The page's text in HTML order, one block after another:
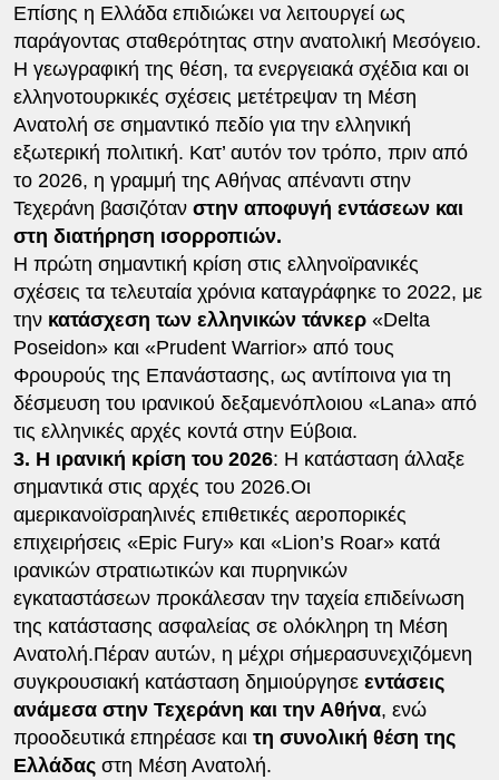
Επίσης η Ελλάδα επιδιώκει να λειτουργεί ως
παράγοντας σταθερότητας στην ανατολική Μεσόγειο.
Η γεωγραφική της θέση, τα ενεργειακά σχέδια και οι
ελληνοτουρκικές σχέσεις μετέτρεψαν τη Μέση
Ανατολή σε σημαντικό πεδίο για την ελληνική
εξωτερική πολιτική. Κατ’ αυτόν τον τρόπο, πριν από
το 2026, η γραμμή της Αθήνας απέναντι στην
Τεχεράνη βασιζότανστην αποφυγή εντάσεων και
στη διατήρηση ισορροπιών.
Η πρώτη σημαντική κρίση στις ελληνοϊρανικές
σχέσεις τα τελευταία χρόνια καταγράφηκε το 2022, με
τηνκατάσχεση των ελληνικών τάνκερ «Delta
Poseidon» και «Prudent Warrior» από τους
Φρουρούς της Επανάστασης, ως αντίποινα για τη
δέσμευση του ιρανικού δεξαμενόπλοιου «Lana» από
τις ελληνικές αρχές κοντά στην Εύβοια.
3. Η ιρανική κρίση του 2026: Η κατάσταση άλλαξε
σημαντικά στις αρχές του 2026.Οι
αμερικανοϊσραηλινές επιθετικές αεροπορικές
επιχειρήσεις «Epic Fury» και «Lion’s Roar» κατά
ιρανικών στρατιωτικών και πυρηνικών
εγκαταστάσεων προκάλεσαν την ταχεία επιδείνωση
της κατάστασης ασφαλείας σε ολόκληρη τη Μέση
Ανατολή.Πέραν αυτών, η μέχρι σήμερασυνεχιζόμενη
συγκρουσιακή κατάσταση δημιούργησε εντάσεις
ανάμεσα στην Τεχεράνη και την Αθήνα, ενώ
προοδευτικά επηρέασε και τη συνολική θέση της
Ελλάδας στη Μέση Ανατολή.